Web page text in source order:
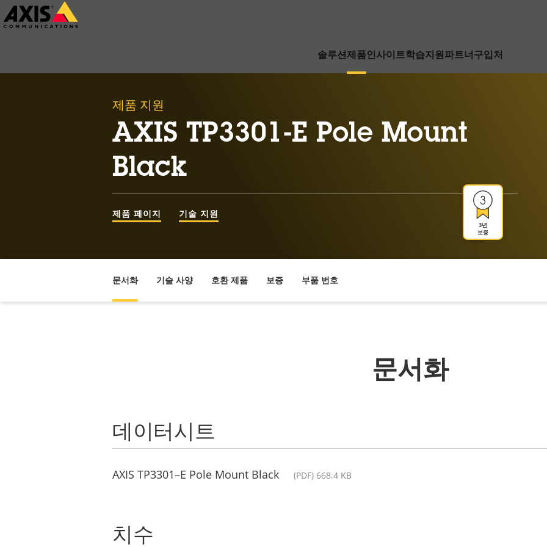
주
요
솔루션제품인사이트학습지원파트너구입처
제품 지원
AXIS TP3301-E Pole Mount
Black
3년
보증
제품 페이지 기술 지원
문서화 기술 사양 호환 제품 보증 부품 번호
문서화
데이터시트
AXIS TP3301–E Pole Mount Black (PDF) 668.4 KB
치수